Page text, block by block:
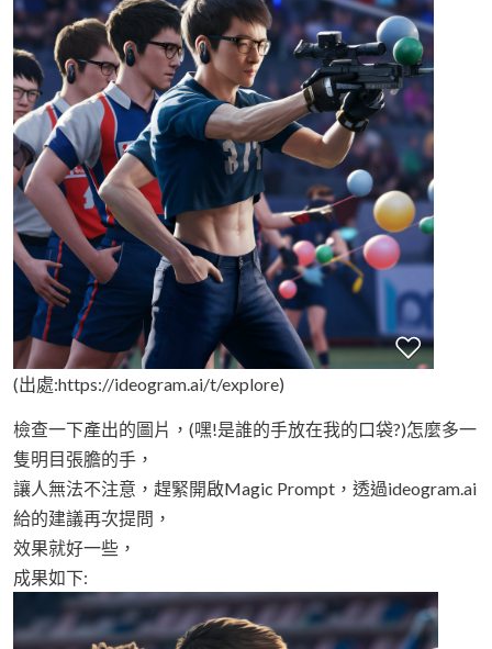
(出處:https://ideogram.ai/t/explore)
檢查一下產出的圖片，(嘿!是誰的手放在我的口袋?)怎麼多一
隻明目張膽的手，
讓人無法不注意，趕緊開啟Magic Prompt，透過ideogram.ai
給的建議再次提問，
效果就好一些，
成果如下: